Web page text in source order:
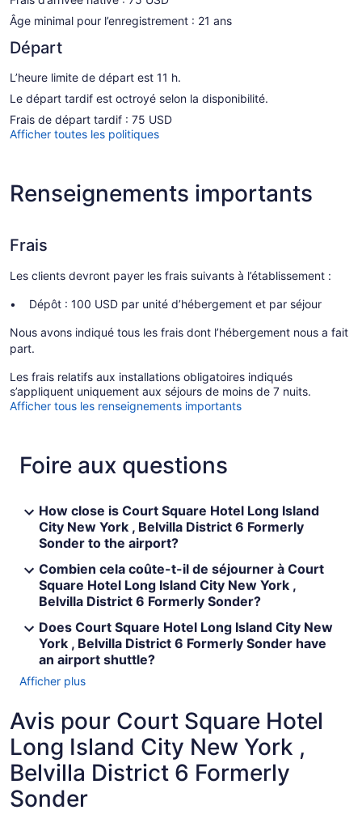
Âge minimal pour l’enregistrement : 21 ans
Départ
L’heure limite de départ est 11 h.
Le départ tardif est octroyé selon la disponibilité.
Frais de départ tardif : 75 USD
Afficher toutes les politiques
Renseignements importants
Frais
Les clients devront payer les frais suivants à l’établissement :
Dépôt : 100 USD par unité d’hébergement et par séjour
Nous avons indiqué tous les frais dont l’hébergement nous a fait
part.
Les frais relatifs aux installations obligatoires indiqués
s’appliquent uniquement aux séjours de moins de 7 nuits.
Afficher tous les renseignements importants
Foire aux questions
How close is Court Square Hotel Long Island
City New York , Belvilla District 6 Formerly
Sonder to the airport?
Combien cela coûte-t-il de séjourner à Court
Square Hotel Long Island City New York ,
Belvilla District 6 Formerly Sonder?
Does Court Square Hotel Long Island City New
York , Belvilla District 6 Formerly Sonder have
an airport shuttle?
Afficher plus
Avis pour Court Square Hotel
Long Island City New York ,
Belvilla District 6 Formerly
Sonder